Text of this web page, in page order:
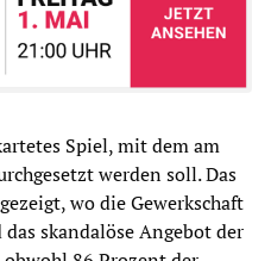
Spiel, mit dem am
werden soll. Das
wo die Gewerkschaft
skandalöse Angebot der